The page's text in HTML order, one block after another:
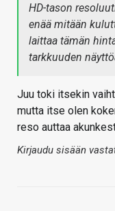
HD-tason
enää mitään
laittaa tämän
tarkkuuden
Juu toki itsekin
mutta itse olen
reso auttaa
Kirjaudu sisään